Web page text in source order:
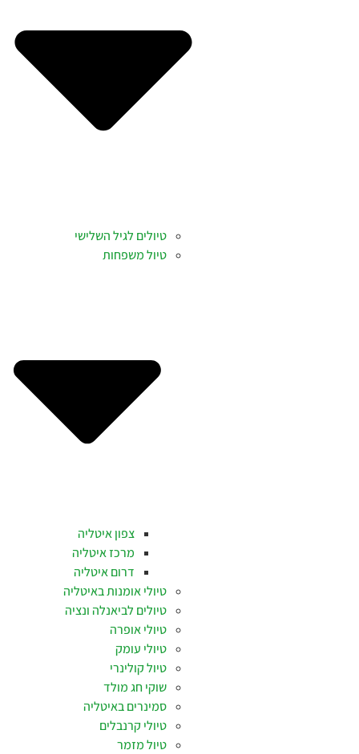
טיולים לגיל השלישי
טיול משפחות
צפון איטליה
מרכז איטליה
דרום איטליה
טיולי אומנות באיטליה
טיולים לביאנלה ונציה
טיולי אופרה
טיולי עומק
טיול קולינרי
שוקי חג מולד
סמינרים באיטליה
טיולי קרנבלים
טיול מזמר